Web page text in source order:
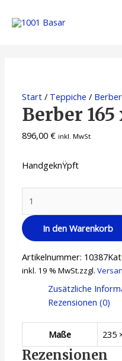
Start / Teppiche /
Berber 165
896,00€ inkl. MwSt
HandgeknŸpft
In den Warenkorb
Artikelnummer: 10387
inkl. 19 % MwSt.zzgl.
Zusätzliche
Rezensionen (0)
Maße 235
Rezensionen